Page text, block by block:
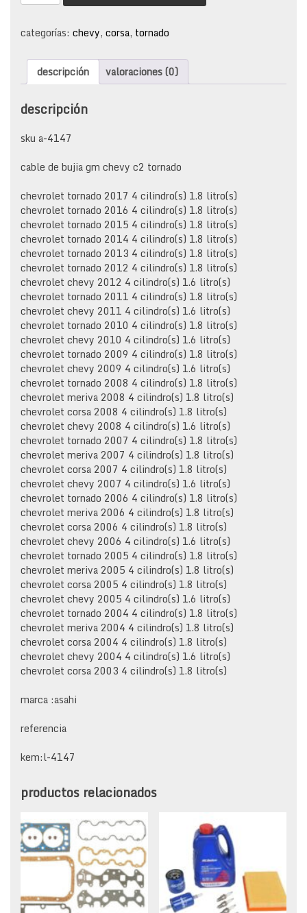
bujia
chevy
tornado
cantidad
categorías: chevy, corsa, tornado
descripción valoraciones (0)
descripción
sku a-4147
cable de bujia gm chevy c2 tornado
chevrolet tornado 2017 4 cilindro(s) 1.8 litro(s)
chevrolet tornado 2016 4 cilindro(s) 1.8 litro(s)
chevrolet tornado 2015 4 cilindro(s) 1.8 litro(s)
chevrolet tornado 2014 4 cilindro(s) 1.8 litro(s)
chevrolet tornado 2013 4 cilindro(s) 1.8 litro(s)
chevrolet tornado 2012 4 cilindro(s) 1.8 litro(s)
chevrolet chevy 2012 4 cilindro(s) 1.6 litro(s)
chevrolet tornado 2011 4 cilindro(s) 1.8 litro(s)
chevrolet chevy 2011 4 cilindro(s) 1.6 litro(s)
chevrolet tornado 2010 4 cilindro(s) 1.8 litro(s)
chevrolet chevy 2010 4 cilindro(s) 1.6 litro(s)
chevrolet tornado 2009 4 cilindro(s) 1.8 litro(s)
chevrolet chevy 2009 4 cilindro(s) 1.6 litro(s)
chevrolet tornado 2008 4 cilindro(s) 1.8 litro(s)
chevrolet meriva 2008 4 cilindro(s) 1.8 litro(s)
chevrolet corsa 2008 4 cilindro(s) 1.8 litro(s)
chevrolet chevy 2008 4 cilindro(s) 1.6 litro(s)
chevrolet tornado 2007 4 cilindro(s) 1.8 litro(s)
chevrolet meriva 2007 4 cilindro(s) 1.8 litro(s)
chevrolet corsa 2007 4 cilindro(s) 1.8 litro(s)
chevrolet chevy 2007 4 cilindro(s) 1.6 litro(s)
chevrolet tornado 2006 4 cilindro(s) 1.8 litro(s)
chevrolet meriva 2006 4 cilindro(s) 1.8 litro(s)
chevrolet corsa 2006 4 cilindro(s) 1.8 litro(s)
chevrolet chevy 2006 4 cilindro(s) 1.6 litro(s)
chevrolet tornado 2005 4 cilindro(s) 1.8 litro(s)
chevrolet meriva 2005 4 cilindro(s) 1.8 litro(s)
chevrolet corsa 2005 4 cilindro(s) 1.8 litro(s)
chevrolet chevy 2005 4 cilindro(s) 1.6 litro(s)
chevrolet tornado 2004 4 cilindro(s) 1.8 litro(s)
chevrolet meriva 2004 4 cilindro(s) 1.8 litro(s)
chevrolet corsa 2004 4 cilindro(s) 1.8 litro(s)
chevrolet chevy 2004 4 cilindro(s) 1.6 litro(s)
chevrolet corsa 2003 4 cilindro(s) 1.8 litro(s)
marca :asahi
referencia
kem:l-4147
productos relacionados